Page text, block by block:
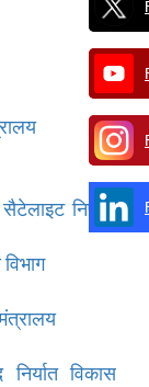
निष्कर्ष
विकास